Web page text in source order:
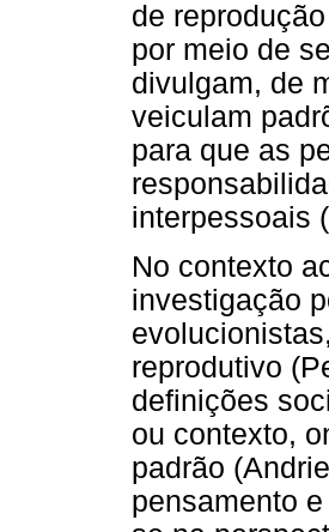
de
por meio de
divulgam, de
veiculam
para que as
interpessoais
No contexto
investigação
reprodutivo
definições
ou contexto,
padrão
pensamento